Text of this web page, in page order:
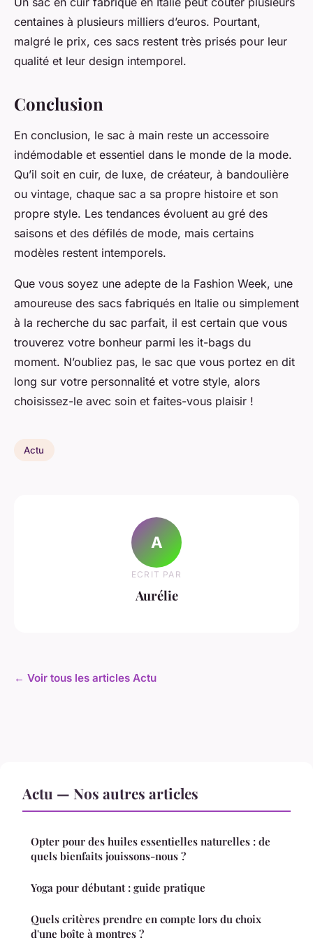
centaines à plusieurs milliers d’euros. Pourtant,
malgré le prix, ces sacs restent très prisés pour leur
qualité et leur design intemporel.
Conclusion
En conclusion, le sac à main reste un accessoire
indémodable et essentiel dans le monde de la mode.
Qu’il soit en cuir, de luxe, de créateur, à bandoulière
ou vintage, chaque sac a sa propre histoire et son
propre style. Les tendances évoluent au gré des
saisons et des défilés de mode, mais certains
modèles restent intemporels.
Que vous soyez une adepte de la Fashion Week, une
amoureuse des sacs fabriqués en Italie ou simplement
à la recherche du sac parfait, il est certain que vous
trouverez votre bonheur parmi les it-bags du
moment. N’oubliez pas, le sac que vous portez en dit
long sur votre personnalité et votre style, alors
choisissez-le avec soin et faites-vous plaisir !
Actu
A
ECRIT PAR
Aurélie
← Voir tous les articles Actu
Actu — Nos autres articles
Opter pour des huiles essentielles naturelles : de
quels bienfaits jouissons-nous ?
Yoga pour débutant : guide pratique
Quels critères prendre en compte lors du choix
d'une boîte à montres ?